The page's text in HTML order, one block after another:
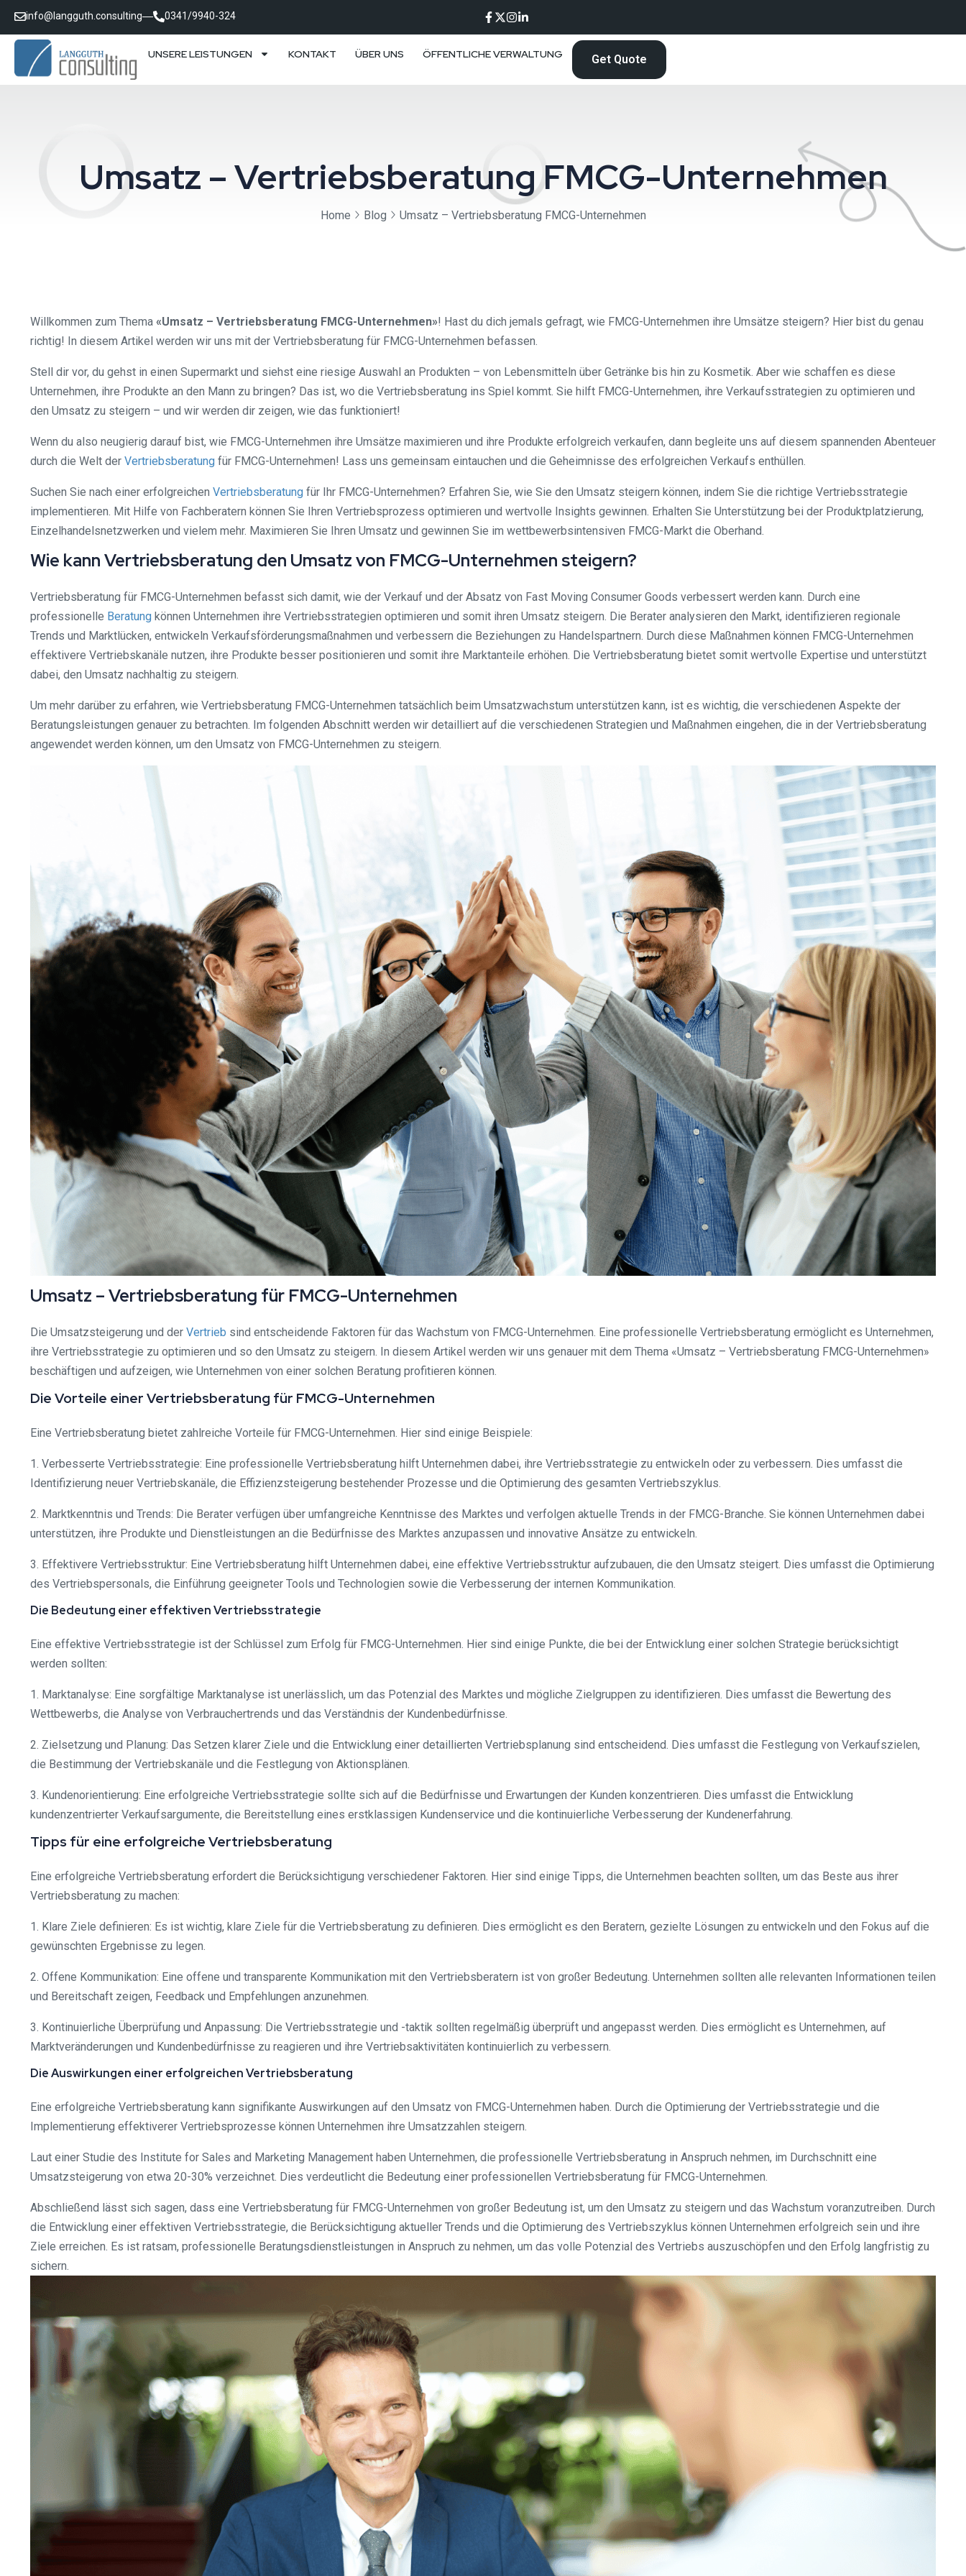
info@langguth.consulting 0341/9940-324
UNSERE LEISTUNGEN KONTAKT ÜBER UNS ÖFFENTLICHE VERWALTUNG Get Quote
Umsatz – Vertriebsberatung FMCG-Unternehmen
Home Blog Umsatz – Vertriebsberatung FMCG-Unternehmen
Willkommen zum Thema «Umsatz – Vertriebsberatung FMCG-Unternehmen»! Hast du dich jemals gefragt, wie FMCG-Unternehmen ihre Umsätze steigern? Hier bist du genau
richtig! In diesem Artikel werden wir uns mit der Vertriebsberatung für FMCG-Unternehmen befassen.
Stell dir vor, du gehst in einen Supermarkt und siehst eine riesige Auswahl an Produkten – von Lebensmitteln über Getränke bis hin zu Kosmetik. Aber wie schaffen es diese
Unternehmen, ihre Produkte an den Mann zu bringen? Das ist, wo die Vertriebsberatung ins Spiel kommt. Sie hilft FMCG-Unternehmen, ihre Verkaufsstrategien zu optimieren und
den Umsatz zu steigern – und wir werden dir zeigen, wie das funktioniert!
Wenn du also neugierig darauf bist, wie FMCG-Unternehmen ihre Umsätze maximieren und ihre Produkte erfolgreich verkaufen, dann begleite uns auf diesem spannenden Abenteuer
durch die Welt der Vertriebsberatung für FMCG-Unternehmen! Lass uns gemeinsam eintauchen und die Geheimnisse des erfolgreichen Verkaufs enthüllen.
Suchen Sie nach einer erfolgreichen Vertriebsberatung für Ihr FMCG-Unternehmen? Erfahren Sie, wie Sie den Umsatz steigern können, indem Sie die richtige Vertriebsstrategie
implementieren. Mit Hilfe von Fachberatern können Sie Ihren Vertriebsprozess optimieren und wertvolle Insights gewinnen. Erhalten Sie Unterstützung bei der Produktplatzierung,
Einzelhandelsnetzwerken und vielem mehr. Maximieren Sie Ihren Umsatz und gewinnen Sie im wettbewerbsintensiven FMCG-Markt die Oberhand.
Wie kann Vertriebsberatung den Umsatz von FMCG-Unternehmen steigern?
Vertriebsberatung für FMCG-Unternehmen befasst sich damit, wie der Verkauf und der Absatz von Fast Moving Consumer Goods verbessert werden kann. Durch eine
professionelle Beratung können Unternehmen ihre Vertriebsstrategien optimieren und somit ihren Umsatz steigern. Die Berater analysieren den Markt, identifizieren regionale
Trends und Marktlücken, entwickeln Verkaufsförderungsmaßnahmen und verbessern die Beziehungen zu Handelspartnern. Durch diese Maßnahmen können FMCG-Unternehmen
effektivere Vertriebskanäle nutzen, ihre Produkte besser positionieren und somit ihre Marktanteile erhöhen. Die Vertriebsberatung bietet somit wertvolle Expertise und unterstützt
dabei, den Umsatz nachhaltig zu steigern.
Um mehr darüber zu erfahren, wie Vertriebsberatung FMCG-Unternehmen tatsächlich beim Umsatzwachstum unterstützen kann, ist es wichtig, die verschiedenen Aspekte der
Beratungsleistungen genauer zu betrachten. Im folgenden Abschnitt werden wir detailliert auf die verschiedenen Strategien und Maßnahmen eingehen, die in der Vertriebsberatung
angewendet werden können, um den Umsatz von FMCG-Unternehmen zu steigern.
Umsatz – Vertriebsberatung für FMCG-Unternehmen
Die Umsatzsteigerung und der Vertrieb sind entscheidende Faktoren für das Wachstum von FMCG-Unternehmen. Eine professionelle Vertriebsberatung ermöglicht es Unternehmen,
ihre Vertriebsstrategie zu optimieren und so den Umsatz zu steigern. In diesem Artikel werden wir uns genauer mit dem Thema «Umsatz – Vertriebsberatung FMCG-Unternehmen»
beschäftigen und aufzeigen, wie Unternehmen von einer solchen Beratung profitieren können.
Die Vorteile einer Vertriebsberatung für FMCG-Unternehmen
Eine Vertriebsberatung bietet zahlreiche Vorteile für FMCG-Unternehmen. Hier sind einige Beispiele:
1. Verbesserte Vertriebsstrategie: Eine professionelle Vertriebsberatung hilft Unternehmen dabei, ihre Vertriebsstrategie zu entwickeln oder zu verbessern. Dies umfasst die
Identifizierung neuer Vertriebskanäle, die Effizienzsteigerung bestehender Prozesse und die Optimierung des gesamten Vertriebszyklus.
2. Marktkenntnis und Trends: Die Berater verfügen über umfangreiche Kenntnisse des Marktes und verfolgen aktuelle Trends in der FMCG-Branche. Sie können Unternehmen dabei
unterstützen, ihre Produkte und Dienstleistungen an die Bedürfnisse des Marktes anzupassen und innovative Ansätze zu entwickeln.
3. Effektivere Vertriebsstruktur: Eine Vertriebsberatung hilft Unternehmen dabei, eine effektive Vertriebsstruktur aufzubauen, die den Umsatz steigert. Dies umfasst die Optimierung
des Vertriebspersonals, die Einführung geeigneter Tools und Technologien sowie die Verbesserung der internen Kommunikation.
Die Bedeutung einer effektiven Vertriebsstrategie
Eine effektive Vertriebsstrategie ist der Schlüssel zum Erfolg für FMCG-Unternehmen. Hier sind einige Punkte, die bei der Entwicklung einer solchen Strategie berücksichtigt
werden sollten:
1. Marktanalyse: Eine sorgfältige Marktanalyse ist unerlässlich, um das Potenzial des Marktes und mögliche Zielgruppen zu identifizieren. Dies umfasst die Bewertung des
Wettbewerbs, die Analyse von Verbrauchertrends und das Verständnis der Kundenbedürfnisse.
2. Zielsetzung und Planung: Das Setzen klarer Ziele und die Entwicklung einer detaillierten Vertriebsplanung sind entscheidend. Dies umfasst die Festlegung von Verkaufszielen,
die Bestimmung der Vertriebskanäle und die Festlegung von Aktionsplänen.
3. Kundenorientierung: Eine erfolgreiche Vertriebsstrategie sollte sich auf die Bedürfnisse und Erwartungen der Kunden konzentrieren. Dies umfasst die Entwicklung
kundenzentrierter Verkaufsargumente, die Bereitstellung eines erstklassigen Kundenservice und die kontinuierliche Verbesserung der Kundenerfahrung.
Tipps für eine erfolgreiche Vertriebsberatung
Eine erfolgreiche Vertriebsberatung erfordert die Berücksichtigung verschiedener Faktoren. Hier sind einige Tipps, die Unternehmen beachten sollten, um das Beste aus ihrer
Vertriebsberatung zu machen:
1. Klare Ziele definieren: Es ist wichtig, klare Ziele für die Vertriebsberatung zu definieren. Dies ermöglicht es den Beratern, gezielte Lösungen zu entwickeln und den Fokus auf die
gewünschten Ergebnisse zu legen.
2. Offene Kommunikation: Eine offene und transparente Kommunikation mit den Vertriebsberatern ist von großer Bedeutung. Unternehmen sollten alle relevanten Informationen teilen
und Bereitschaft zeigen, Feedback und Empfehlungen anzunehmen.
3. Kontinuierliche Überprüfung und Anpassung: Die Vertriebsstrategie und -taktik sollten regelmäßig überprüft und angepasst werden. Dies ermöglicht es Unternehmen, auf
Marktveränderungen und Kundenbedürfnisse zu reagieren und ihre Vertriebsaktivitäten kontinuierlich zu verbessern.
Die Auswirkungen einer erfolgreichen Vertriebsberatung
Eine erfolgreiche Vertriebsberatung kann signifikante Auswirkungen auf den Umsatz von FMCG-Unternehmen haben. Durch die Optimierung der Vertriebsstrategie und die
Implementierung effektiverer Vertriebsprozesse können Unternehmen ihre Umsatzzahlen steigern.
Laut einer Studie des Institute for Sales and Marketing Management haben Unternehmen, die professionelle Vertriebsberatung in Anspruch nehmen, im Durchschnitt eine
Umsatzsteigerung von etwa 20-30% verzeichnet. Dies verdeutlicht die Bedeutung einer professionellen Vertriebsberatung für FMCG-Unternehmen.
Abschließend lässt sich sagen, dass eine Vertriebsberatung für FMCG-Unternehmen von großer Bedeutung ist, um den Umsatz zu steigern und das Wachstum voranzutreiben. Durch
die Entwicklung einer effektiven Vertriebsstrategie, die Berücksichtigung aktueller Trends und die Optimierung des Vertriebszyklus können Unternehmen erfolgreich sein und ihre
Ziele erreichen. Es ist ratsam, professionelle Beratungsdienstleistungen in Anspruch zu nehmen, um das volle Potenzial des Vertriebs auszuschöpfen und den Erfolg langfristig zu
sichern.